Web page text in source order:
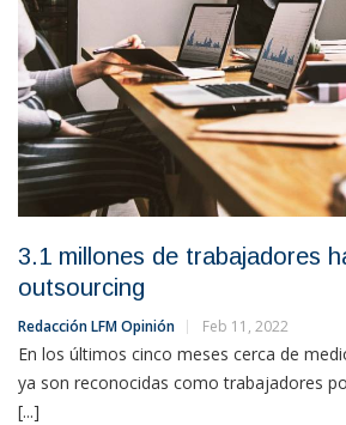
3.1 millones de trabajadores
outsourcing
Redacción LFM Opinión Feb 11, 2022
En los últimos cinco meses cerca de
ya son reconocidas como trabajadores
[...]